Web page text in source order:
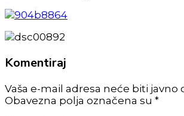
Komentiraj
Vaša e-mail adresa neće biti javno
Obavezna polja označena su *